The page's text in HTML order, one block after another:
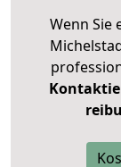
Wenn Sie